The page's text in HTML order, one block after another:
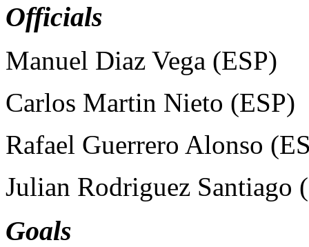
Officials
Manuel Diaz Vega (ESP)
Carlos Martin Nieto (ESP)
Rafael Guerrero Alonso
Julian Rodriguez Santiago
Goals